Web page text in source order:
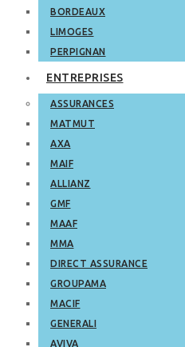
BORDEAUX
LIMOGES
PERPIGNAN
ENTREPRISES
ASSURANCES
MATMUT
AXA
MAIF
ALLIANZ
GMF
MAAF
MMA
DIRECT ASSURANCE
GROUPAMA
MACIF
GENERALI
AVIVA